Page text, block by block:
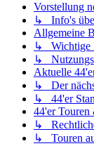
Vorstellung
↳ Info's
Allgemeine
↳ Wichtige
↳
Aktuelle
↳ Der
↳ 44'er
44'er Touren
↳
↳ Touren